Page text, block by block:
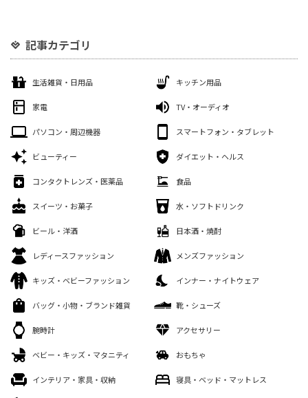
記事カテゴリ
生活雑貨・日用品 キッチン用品
家電 TV・オーディオ
パソコン・周辺機器 スマートフォン・タブレット
ビューティー ダイエット・ヘルス
コンタクトレンズ・医薬品 食品
スイーツ・お菓子 水・ソフトドリンク
ビール・洋酒 日本酒・焼酎
レディースファッション メンズファッション
キッズ・ベビーファッション インナー・ナイトウェア
バッグ・小物・ブランド雑貨 靴・シューズ
腕時計 アクセサリー
ベビー・キッズ・マタニティ おもちゃ
インテリア・家具・収納 寝具・ベッド・マットレス